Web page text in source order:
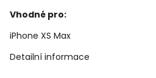
Vhodné pro:
iPhone XS Max
Detailní informace